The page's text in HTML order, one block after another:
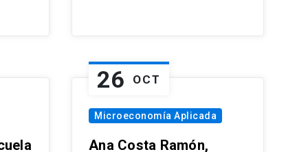
26 OCT
Microeconomía Aplicada
Ana Costa Ramón,